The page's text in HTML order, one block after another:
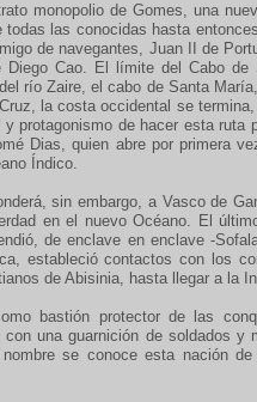
monopolio de Gomes, una
las conocidas hasta
de navegantes, Juan II de
Cao. El límite del Cabo de
río Zaire, el cabo de Santa
la costa occidental se
protagonismo de hacer esta ruta
Dias, quien abre por primera
Índico.
sin embargo, a Vasco de
en el nuevo Océano. El
de enclave en enclave -
estableció contactos con los
de Abisinia, hasta llegar a la
bastión protector de las
una guarnición de soldados y
se conoce esta nación